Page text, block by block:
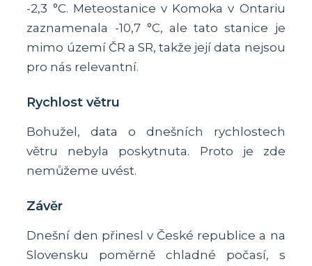
-2,3 °C. Meteostanice v Komoka v Ontariu
zaznamenala -10,7 °C, ale tato stanice je
mimo území ČR a SR, takže její data nejsou
pro nás relevantní.
Rychlost větru
Bohužel, data o dnešních rychlostech
větru nebyla poskytnuta. Proto je zde
nemůžeme uvést.
Závěr
Dnešní den přinesl v České republice a na
Slovensku poměrně chladné počasí, s